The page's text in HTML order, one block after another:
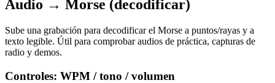
Audio → Morse (decodificar)
Sube una grabación para decodificar el Morse a puntos/rayas y a
texto legible. Útil para comprobar audios de práctica, capturas de
radio y demos.
Controles: WPM / tono / volumen